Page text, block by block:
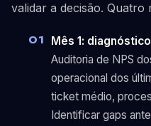
validar a decisão. Quatro
Mês 1:
Auditoria de NPS
operacional dos
ticket médio,
Identificar gaps